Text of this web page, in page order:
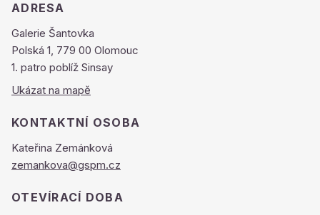
ADRESA
Galerie Šantovka
Polská 1, 779 00 Olomouc
1. patro poblíž Sinsay
Ukázat na mapě
KONTAKTNÍ OSOBA
Kateřina Zemánková
zemankova@gspm.cz
OTEVÍRACÍ DOBA